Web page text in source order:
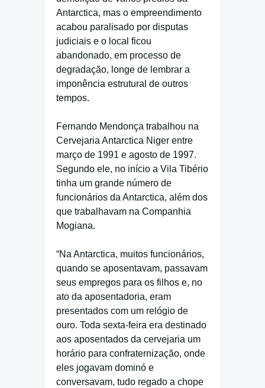
Antarctica, mas o empreendimento
acabou paralisado por disputas
judiciais e o local ficou
abandonado, em processo de
degradação, longe de lembrar a
imponência estrutural de outros
tempos.
Fernando Mendonça trabalhou na
Cervejaria Antarctica Niger entre
março de 1991 e agosto de 1997.
Segundo ele, no início a Vila Tibério
tinha um grande número de
funcionários da Antarctica, além dos
que trabalhavam na Companhia
Mogiana.
“Na Antarctica, muitos funcionários,
quando se aposentavam, passavam
seus empregos para os filhos e, no
ato da aposentadoria, eram
presentados com um relógio de
ouro. Toda sexta-feira era destinado
aos aposentados da cervejaria um
horário para confraternização, onde
eles jogavam dominó e
conversavam, tudo regado a chope